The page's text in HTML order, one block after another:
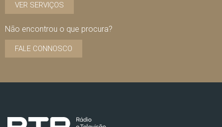
VER SERVIÇOS
Não encontrou o que procura?
FALE CONNOSCO